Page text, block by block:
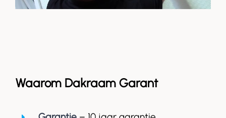
Waarom Dakraam Garant